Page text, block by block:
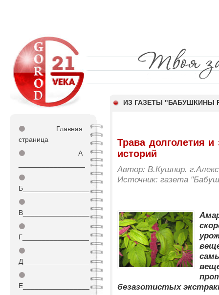
ИЗ ГАЗЕТЫ "БАБУШКИНЫ
⚫
Главная
страница
⚫
А
⚫
Б_________________
⚫
В_________________
⚫
Г_________________
⚫
Д_________________
⚫
Е_________________
Трава долголетия
историй
Автор: В.Кушнир.
Источник: газета
безазотистых